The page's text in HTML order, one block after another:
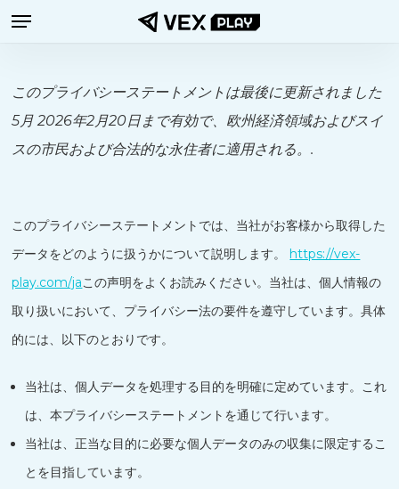
メ
ン
テ
メニュー
このプライバシーステートメントは最後に更新されました
5月 2026年2月20日まで有効で、欧州経済領域およびスイ
スの市民および合法的な永住者に適用される。.
このプライバシーステートメントでは、当社がお客様から取得した
データをどのように扱うかについて説明します。 https://vex-
play.com/jaこの声明をよくお読みください。当社は、個人情報の
取り扱いにおいて、プライバシー法の要件を遵守しています。具体
的には、以下のとおりです。
当社は、個人データを処理する目的を明確に定めています。これ
は、本プライバシーステートメントを通じて行います。
当社は、正当な目的に必要な個人データのみの収集に限定するこ
とを目指しています。